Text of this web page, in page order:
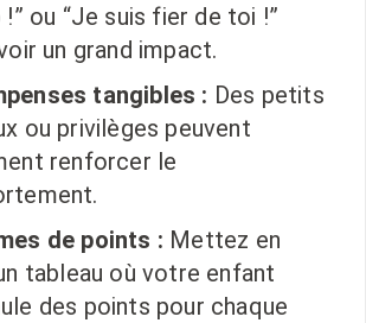
!” ou “Je suis fier de toi !”
un grand impact.
tangibles : Des petits
ou privilèges peuvent
renforcer le
de points : Mettez en
tableau où votre enfant
des points pour chaque